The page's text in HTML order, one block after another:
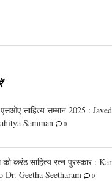
साहित्य सम्मान 2025 :
Samman
0
को करंठ साहित्य रत्न पुरस्कार :
Dr. Geetha Seetharam
0